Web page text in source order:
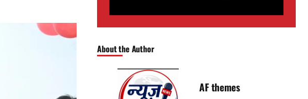
About the Author
AF themes